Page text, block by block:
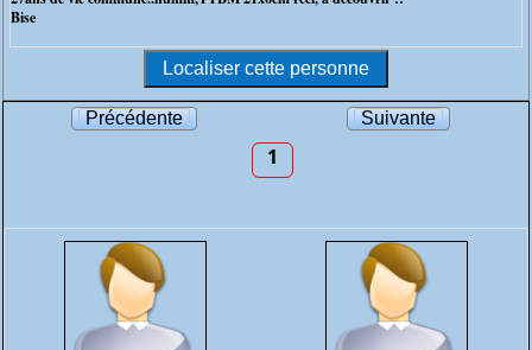
Bise
Précédente Suivante
1